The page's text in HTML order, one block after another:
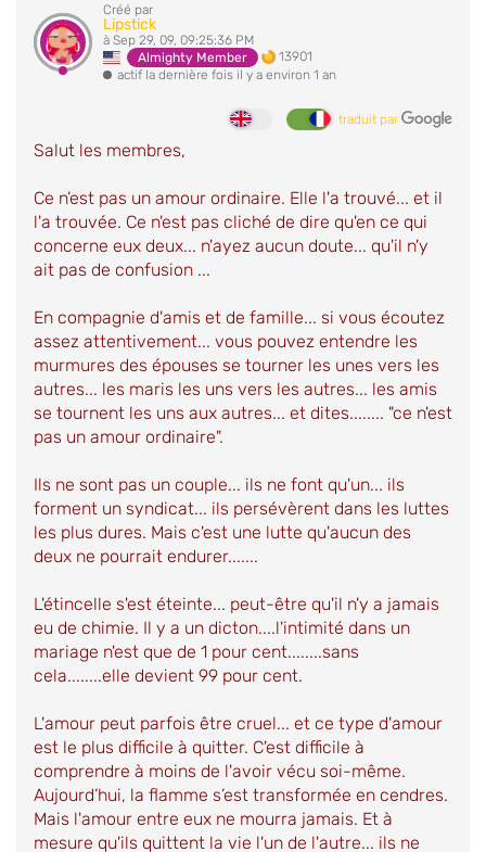
Créé par
Lipstick
à Sep 29, 09, 09:25:36 PM
Almighty Member
13901
actif la dernière fois il y a environ 1 an
traduit par
Salut les membres,
Ce n’est pas un amour ordinaire. Elle l'a trouvé... et il
l'a trouvée. Ce n'est pas cliché de dire qu'en ce qui
concerne eux deux... n'ayez aucun doute... qu'il n'y
ait pas de confusion ...
En compagnie d'amis et de famille... si vous écoutez
assez attentivement... vous pouvez entendre les
murmures des épouses se tourner les unes vers les
autres... les maris les uns vers les autres... les amis
se tournent les uns aux autres... et dites........ "ce n'est
pas un amour ordinaire".
Ils ne sont pas un couple... ils ne font qu'un... ils
forment un syndicat... ils persévèrent dans les luttes
les plus dures. Mais c'est une lutte qu'aucun des
deux ne pourrait endurer.......
L'étincelle s'est éteinte... peut-être qu'il n'y a jamais
eu de chimie. Il y a un dicton....l'intimité dans un
mariage n'est que de 1 pour cent........sans
cela........elle devient 99 pour cent.
L'amour peut parfois être cruel... et ce type d'amour
est le plus difficile à quitter. C'est difficile à
comprendre à moins de l'avoir vécu soi-même.
Aujourd’hui, la flamme s’est transformée en cendres.
Mais l'amour entre eux ne mourra jamais. Et à
mesure qu'ils quittent la vie l'un de l'autre... ils ne